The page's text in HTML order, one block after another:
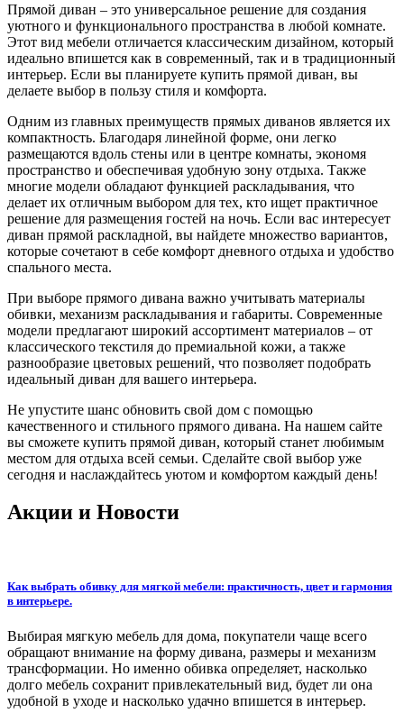
Прямой диван – это универсальное решение для создания
уютного и функционального пространства в любой комнате.
Этот вид мебели отличается классическим дизайном, который
идеально впишется как в современный, так и в традиционный
интерьер. Если вы планируете купить прямой диван, вы
делаете выбор в пользу стиля и комфорта.
Одним из главных преимуществ прямых диванов является их
компактность. Благодаря линейной форме, они легко
размещаются вдоль стены или в центре комнаты, экономя
пространство и обеспечивая удобную зону отдыха. Также
многие модели обладают функцией раскладывания, что
делает их отличным выбором для тех, кто ищет практичное
решение для размещения гостей на ночь. Если вас интересует
диван прямой раскладной, вы найдете множество вариантов,
которые сочетают в себе комфорт дневного отдыха и удобство
спального места.
При выборе прямого дивана важно учитывать материалы
обивки, механизм раскладывания и габариты. Современные
модели предлагают широкий ассортимент материалов – от
классического текстиля до премиальной кожи, а также
разнообразие цветовых решений, что позволяет подобрать
идеальный диван для вашего интерьера.
Не упустите шанс обновить свой дом с помощью
качественного и стильного прямого дивана. На нашем сайте
вы сможете купить прямой диван, который станет любимым
местом для отдыха всей семьи. Сделайте свой выбор уже
сегодня и наслаждайтесь уютом и комфортом каждый день!
Акции и Новости
Как выбрать обивку для мягкой мебели: практичность, цвет и гармония
в интерьере.
Выбирая мягкую мебель для дома, покупатели чаще всего
обращают внимание на форму дивана, размеры и механизм
трансформации. Но именно обивка определяет, насколько
долго мебель сохранит привлекательный вид, будет ли она
удобной в уходе и насколько удачно впишется в интерьер.